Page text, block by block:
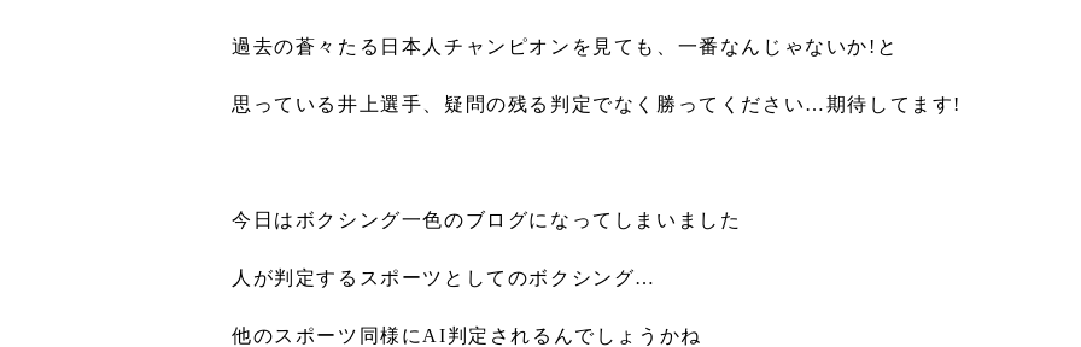
過去の蒼々たる日本人チャンピオンを見ても、一番なんじゃないか!と
思っている井上選手、疑問の残る判定でなく勝ってください…期待してます!
今日はボクシング一色のブログになってしまいました
人が判定するスポーツとしてのボクシング…
他のスポーツ同様にAI判定されるんでしょうかね